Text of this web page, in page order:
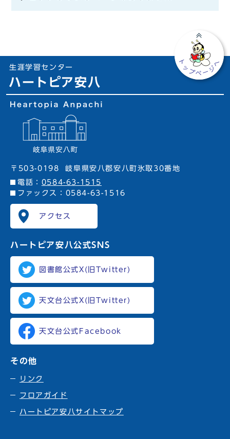
生涯学習センター
ハートピア安八
〒503-0198
岐阜県安八郡安八町氷取30番地
電話： 0584-63-1515
ファックス：0584-63-1516
アクセス
ハートピア安八公式SNS
図書館公式X(旧Twitter)
天文台公式X(旧Twitter)
天文台公式Facebook
その他
リンク
フロアガイド
ハートピア安八サイトマップ